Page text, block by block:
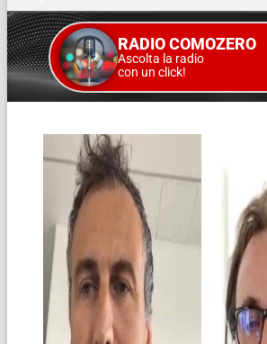
RADIO COMOZERO
Ascolta la radio
con un click!